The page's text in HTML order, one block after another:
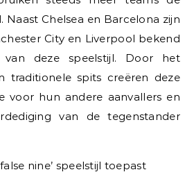
Naast Chelsea en Barcelona zijn
City en Liverpool bekend
deze speelstijl. Door het
traditionele spits creëren deze
voor hun andere aanvallers en
van de tegenstander
nine’ speelstijl toepast